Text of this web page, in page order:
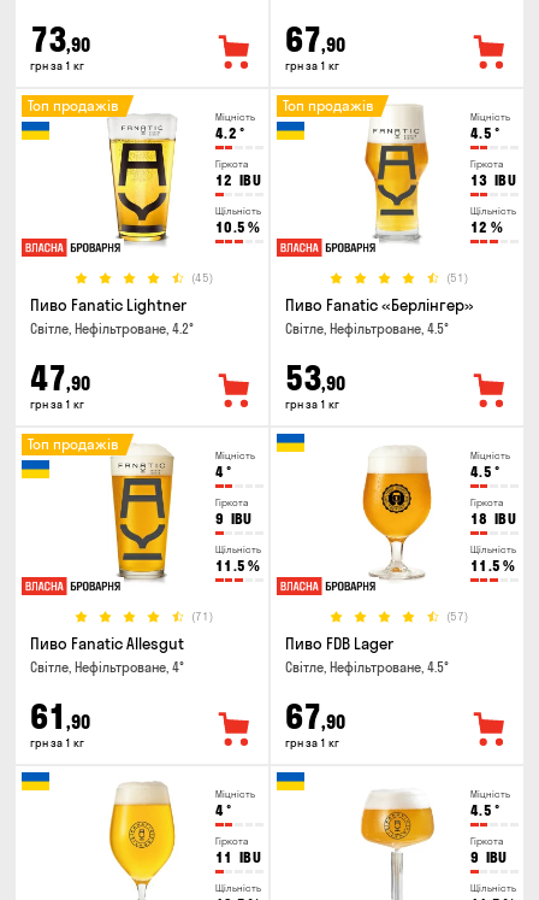
73,90
грн за 1 кг
67,90
грн за 1 кг
Міцність
4.2 °
Гіркота
12 IBU
Щільність
10.5 %
(45)
Топ продажів
Пиво Fanatic Lightner
Світле, Нефільтроване, 4.2°
47,90
грн за 1 кг
Міцність
4.5 °
Гіркота
13 IBU
Щільність
12 %
(51)
Топ продажів
Пиво Fanatic «Берлінгер»
Світле, Нефільтроване, 4.5°
53,90
грн за 1 кг
Міцність
4°
Гіркота
9 IBU
Щільність
11.5 %
(71)
Топ продажів
Пиво Fanatic Allesgut
Світле, Нефільтроване, 4°
61 ,90
грн за 1 кг
Міцність
4.5 °
Гіркота
18 IBU
Щільність
11.5 %
(57)
Пиво FDB Lager
Світле, Нефільтроване, 4.5°
67,90
грн за 1 кг
Міцність
4°
Гіркота
11 IBU
Щільність
Міцність
4.5 °
Гіркота
9 IBU
Щільність